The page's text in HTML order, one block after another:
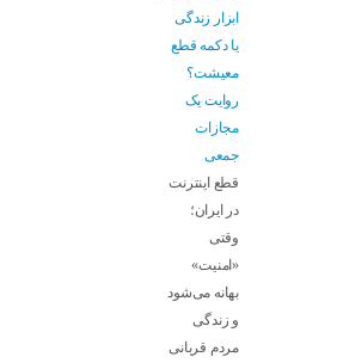
ابزار زندگی
یا دکمه قطع
معیشت؟
روایت یک
مجازات
جمعی
قطع اینترنت
در ایران؛
وقتی
«امنیت»
بهانه می‌شود
و زندگی
مردم قربانی